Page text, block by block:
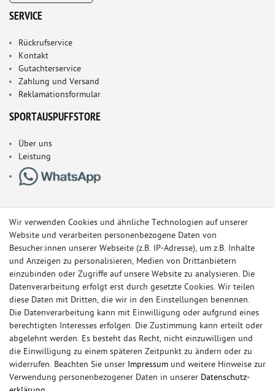
SERVICE
Rückrufservice
Kontakt
Gutachterservice
Zahlung und Versand
Reklamationsformular
SPORTAUSPUFFSTORE
Über uns
Leistung
© Copyright 2026 Sportauspuff-Store.de - Alle Rechte vorbehalten.
Preisangaben inkl. gesetzlicher MwSt. und zzgl. Versandkosten
Das Internetportal für Sportendschalldämpfer, Komplettanlagen,
Rennsportanlagen, Sportendrohre, Universalteile, Fächerkrümmer,
Wir verwenden Cookies und ähnliche Technologien auf unserer
Website und verarbeiten personenbezogene Daten von
Besucher:innen unserer Webseite (z.B. IP-Adresse), um z.B. Inhalte
und Anzeigen zu personalisieren, Medien von Drittanbietern
einzubinden oder Zugriffe auf unsere Website zu analysieren. Die
Datenverarbeitung erfolgt erst durch gesetzte Cookies. Wir teilen
diese Daten mit Dritten, die wir in den Einstellungen benennen.
Die Datenverarbeitung kann mit Einwilligung oder aufgrund eines
berechtigten Interesses erfolgen. Die Zustimmung kann erteilt oder
abgelehnt werden. Es besteht das Recht, nicht einzuwilligen und
die Einwilligung zu einem späteren Zeitpunkt zu ändern oder zu
widerrufen. Beachten Sie unser Impressum und weitere Hinweise zur
Verwendung personenbezogener Daten in unserer Daten­schutz­